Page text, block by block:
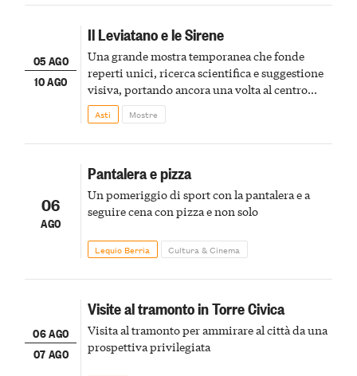
05 AGO
10 AGO
Il Leviatano e le Sirene
Una grande mostra temporanea che fonde
reperti unici, ricerca scientifica e suggestione
visiva, portando ancora una volta al centro
della scena le meraviglie del passato astigiano
Asti Mostre
06
AGO
Pantalera e pizza
Un pomeriggio di sport con la pantalera e a
seguire cena con pizza e non solo
Lequio Berria Cultura & Cinema
06 AGO
07 AGO
Visite al tramonto in Torre Civica
Visita al tramonto per ammirare al città da una
prospettiva privilegiata